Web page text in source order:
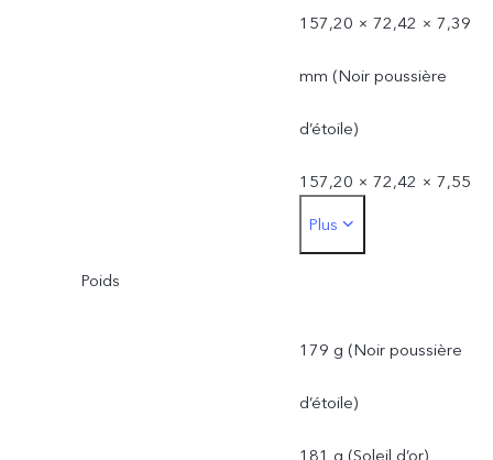
157,20 × 72,42 × 7,39
mm (Noir poussière
d’étoile)
157,20 × 72,42 × 7,55
mm (Soleil d’or)
poids réels peuvent varier
en raison de variations
dans les processus, la
Plus
Poids
179 g (Noir poussière
d’étoile)
181 g (Soleil d’or)